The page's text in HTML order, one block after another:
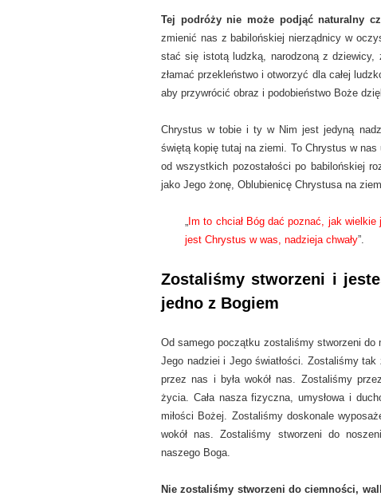
Tej podróży nie może podjąć naturalny
zmienić nas z babilońskiej nierządnicy w
stać się istotą ludzką, narodzoną z
złamać przekleństwo i otworzyć dla całej
aby przywrócić obraz i podobieństwo Boże
Chrystus w tobie i ty w Nim jest jedyną
świętą kopię tutaj na ziemi. To Chrystus w
od wszystkich pozostałości po babilońskiej
jako Jego żonę, Oblubienicę Chrystusa na
„ Im to chciał Bóg dać poznać, jak
jest Chrystus w was, nadzieja chwały”.
Zostaliśmy stworzeni i
jedno z Bogiem
Od samego początku zostaliśmy stworzeni
Jego nadziei i Jego światłości. Zostaliśmy tak
przez nas i była wokół nas. Zostaliśmy
życia. Cała nasza fizyczna, umysłowa i
miłości Bożej. Zostaliśmy doskonale
wokół nas. Zostaliśmy stworzeni do
naszego Boga.
Nie zostaliśmy stworzeni do ciemności,